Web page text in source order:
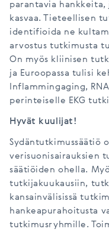
parantavia hankkeita,
kasvaa. Tieteellisen
identifioida ne
arvostus tutkimusta
On myös kliinisen
ja Euroopassa tulisi
Inflammingaging,
perinteiselle EKG
Hyvät kuulijat!
Sydäntutkimussäätiö
verisuonisairauksien
säätiöiden ohella.
tutkijakuukausiin,
kansainvälisissä
hankeapurahoitusta
tutkimusryhmille.